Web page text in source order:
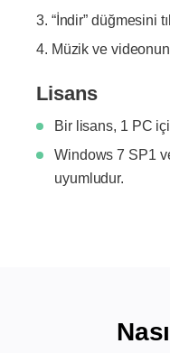
“İndir” düğmesini
Müzik ve videonun
Lisans
Bir lisans, 1 PC
Windows 7 SP1
uyumludur.